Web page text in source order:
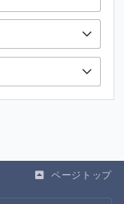
ページトップ